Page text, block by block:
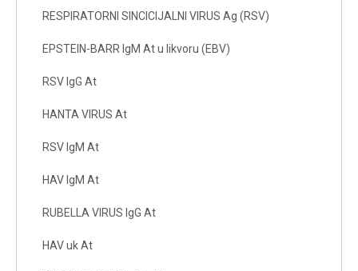
RESPIRATORNI SINCICIJALNI VIRUS Ag (RSV)
EPSTEIN-BARR IgM At u likvoru (EBV)
RSV IgG At
HANTA VIRUS At
RSV IgM At
HAV IgM At
RUBELLA VIRUS IgG At
HAV uk At